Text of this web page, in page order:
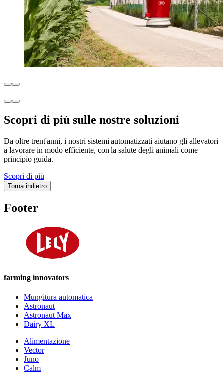
Scopri di più sulle nostre soluzioni
Da oltre trent'anni, i nostri sistemi automatizzati aiutano gli allevatori
a lavorare in modo efficiente, con la salute degli animali come
principio guida.
Scopri di più
Torna indietro
Footer
farming innovators
Mungitura automatica
Astronaut
Astronaut Max
Dairy XL
Alimentazione
Vector
Juno
Calm